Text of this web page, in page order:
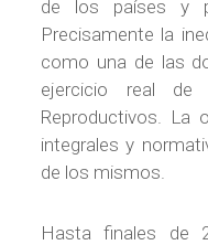
de los países y
Precisamente la
como una de las
ejercicio real de
Reproductivos. La
integrales y
de los mismos.
Hasta finales de